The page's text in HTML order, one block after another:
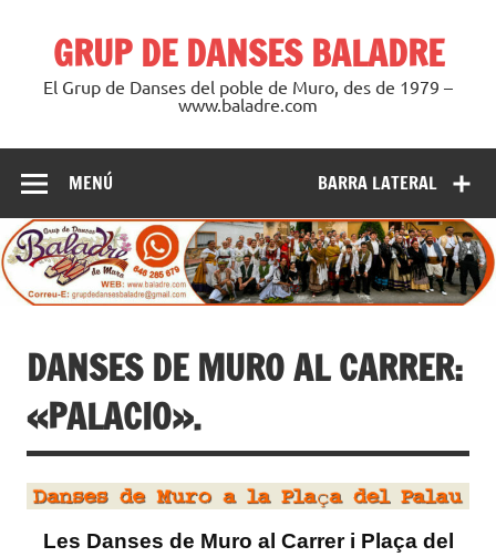
contenidoGRUP DE DANSES BALADRE
El Grup de Danses del poble de Muro, des de 1979 –
www.baladre.com
BARRA LATERAL
MENÚ
DANSES DE MURO AL CARRER:
«PALACIO».
Les Danses de Muro al Carrer i Plaça del